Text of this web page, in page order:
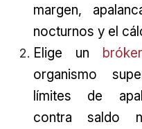
margen,
nocturnos y el
Elige un
organismo
límites de
contra saldo